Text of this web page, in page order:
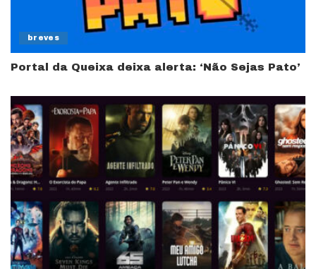
breves
Portal da Queixa deixa alerta: ‘Não Sejas Pato’